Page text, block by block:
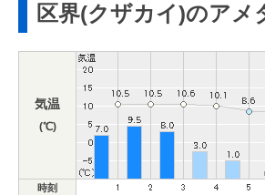
区界(クザカイ)のアメ
気温
(℃)
時刻